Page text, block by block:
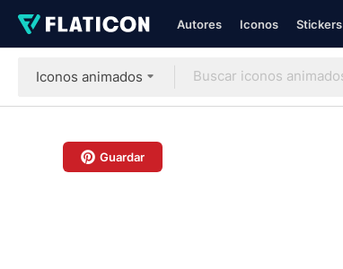
Autores Iconos Stickers
Iconos animados
Guardar